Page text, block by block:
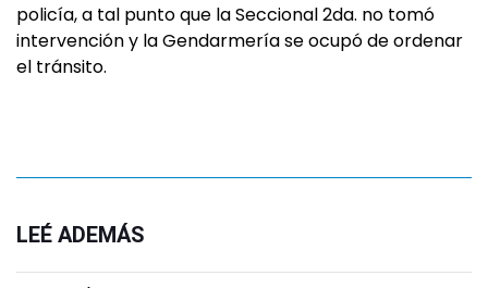
policía, a tal punto que la Seccional 2da. no tomó
intervención y la Gendarmería se ocupó de ordenar
el tránsito.
LEÉ ADEMÁS